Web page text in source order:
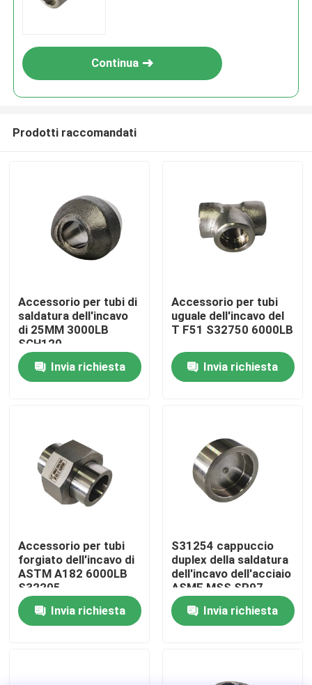
Prodotti
Circa noi
Controllo di qualità
Company News
Accessori per tubi dell'acciaio inossidabile
flangia del tubo dell'acciaio inossidabile
Continua
Prodotti raccomandati
Accessorio per tubi di
saldatura dell'incavo
di 25MM 3000LB
SCH120
Invia richiesta
Accessorio per tubi
uguale dell'incavo del
T F51 S32750 6000LB
Invia richiesta
Accessorio per tubi
forgiato dell'incavo di
ASTM A182 6000LB
S32205
Invia richiesta
S31254 cappuccio
duplex della saldatura
dell'incavo dell'acciaio
ASME MSS SP97
Invia richiesta